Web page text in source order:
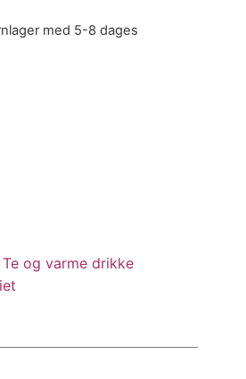
med 5-8 dages
Te og varme drikke